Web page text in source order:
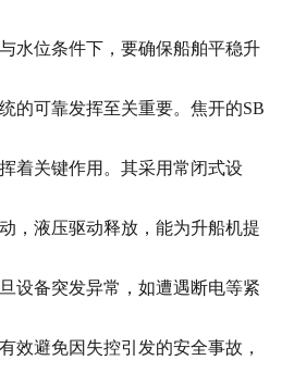
水位条件下，要确保船舶平稳升
的可靠发挥至关重要。焦开的SB
着关键作用。其采用常闭式设
，液压驱动释放，能为升船机提
设备突发异常，如遭遇断电等紧
效避免因失控引发的安全事故，